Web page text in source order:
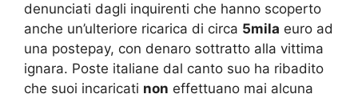
denunciati dagli inquirenti che hanno scoperto
anche un’ulteriore ricarica di circa 5mila euro ad
una postepay, con denaro sottratto alla vittima
ignara. Poste italiane dal canto suo ha ribadito
che suoi incaricati non effettuano mai alcuna